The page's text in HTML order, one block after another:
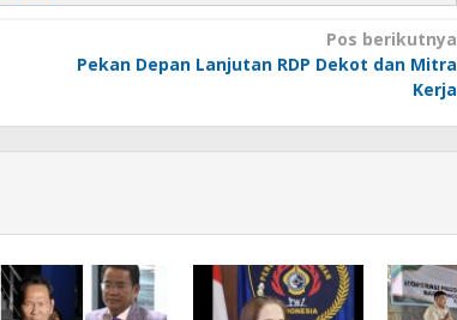
Pos berikutnya
Pekan Depan Lanjutan RDP Dekot dan Mitra
Kerja